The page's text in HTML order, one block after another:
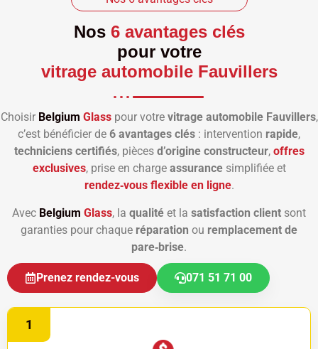
Nos 6 avantages clés
pour votre
vitrage automobile Fauvillers
Choisir Belgium Glasspour votre vitrage automobile Fauvillers,
c’est bénéficier de 6 avantages clés : intervention rapide,
techniciens certifiés, pièces d’origine constructeur, offres
exclusives, prise en charge assurancesimplifiée et
rendez‑vous flexible en ligne.
Avec Belgium Glass, la qualité et la satisfaction client sont
garanties pour chaque réparation ou remplacement de
pare‑brise.
Prenez rendez-vous 071 51 71 00
1